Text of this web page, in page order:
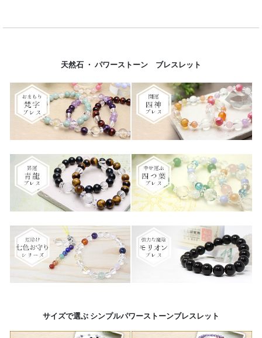
天然石 ・ パワーストーン ブレスレット
サイズで選ぶ シンプルパワーストーンブレスレット